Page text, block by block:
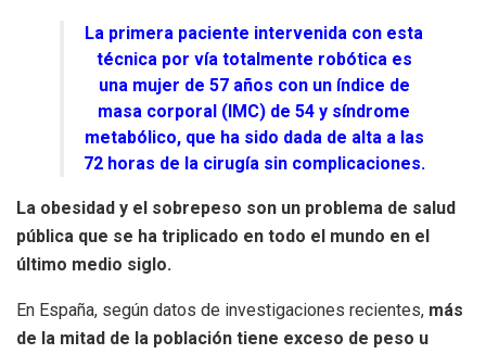
La primera paciente intervenida con esta
técnica por vía totalmente robótica es
una mujer de 57 años con un índice de
masa corporal (IMC) de 54 y síndrome
metabólico, que ha sido dada de alta a las
72 horas de la cirugía sin complicaciones.
La obesidad y el sobrepeso son un problema de salud
pública que se ha triplicado en todo el mundo en el
último medio siglo.
En España, según datos de investigaciones recientes, más
de la mitad de la población tiene exceso de peso u